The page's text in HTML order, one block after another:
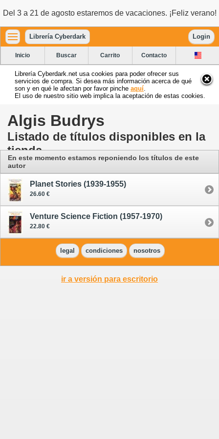
Del 3 a 21 de agosto estaremos de vacaciones. ¡Feliz verano!
Librería Cyberdark Login
Inicio Buscar Carrito Contacto
Librería Cyberdark.net usa cookies para poder ofrecer sus
servicios de compra. Si desea más información acerca de qué
son y en qué le afectan por favor pinche aquí
El uso de nuestro sitio web implica la aceptación de estas cookies.
Algis Budrys
Listado de títulos disponibles en la
tienda
En este momento estamos reponiendo los títulos de este
autor
Planet Stories (1939-1955)
26.60 €
Venture Science Fiction (1957-1970)
22.80 €
legal condiciones nosotros
ir a versión para escritorio